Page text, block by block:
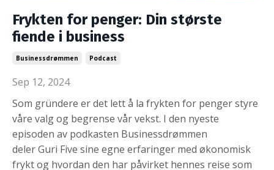
Frykten for penger: Din største
fiende i business
Businessdrømmen Podcast
Sep 12, 2024
Som gründere er det lett å la frykten for penger styre
våre valg og begrense vår vekst. I den nyeste
episoden av podkasten Businessdrømmen
deler Guri Five sine egne erfaringer med økonomisk
frykt og hvordan den har påvirket hennes reise som